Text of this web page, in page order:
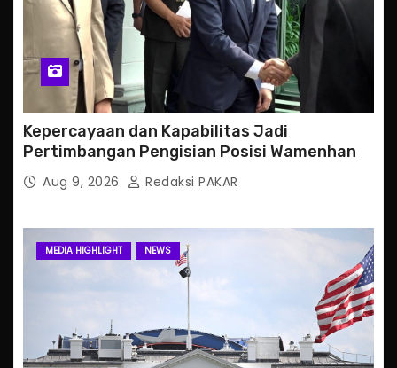
Kepercayaan dan Kapabilitas Jadi
Pertimbangan Pengisian Posisi Wamenhan
Aug 9, 2026 Redaksi PAKAR
MEDIA HIGHLIGHT NEWS